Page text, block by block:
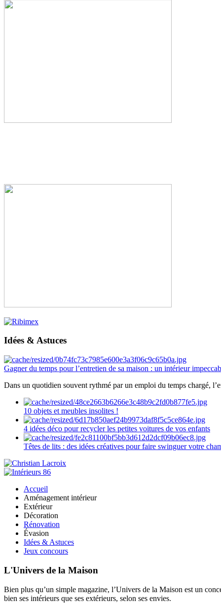
Idées & Astuces
Gagner du temps pour l’entretien de sa maison : un intérieur
Dans un quotidien souvent rythmé par un emploi du temps chargé,
10 objets et meubles insolites !
4 idées déco pour recycler les petites voitures de vos enfants
Têtes de lits : des idées créatives pour faire swinguer votre
Accueil
Aménagement intérieur
Extérieur
Décoration
Rénovation
Évasion
Idées & Astuces
Jeux concours
L'Univers de la Maison
Bien plus qu’un simple magazine, l’Univers de la Maison est un
bien ses intérieurs que ses extérieurs, selon ses envies.